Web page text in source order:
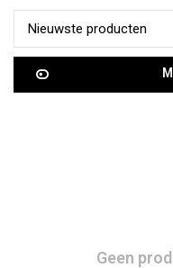
Nieuwste producten
Geen